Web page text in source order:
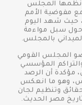
نظمها المجلس
مفوضية الأمم
حيث شهد اليوم
سبل مواءمة
بالمجلس.
المجلس القومي
المؤسسي
مؤكدة أن الرصد
وهو ما انعكس
لتقصي الحقائق وتنظيم لجان
مصر الحديث.